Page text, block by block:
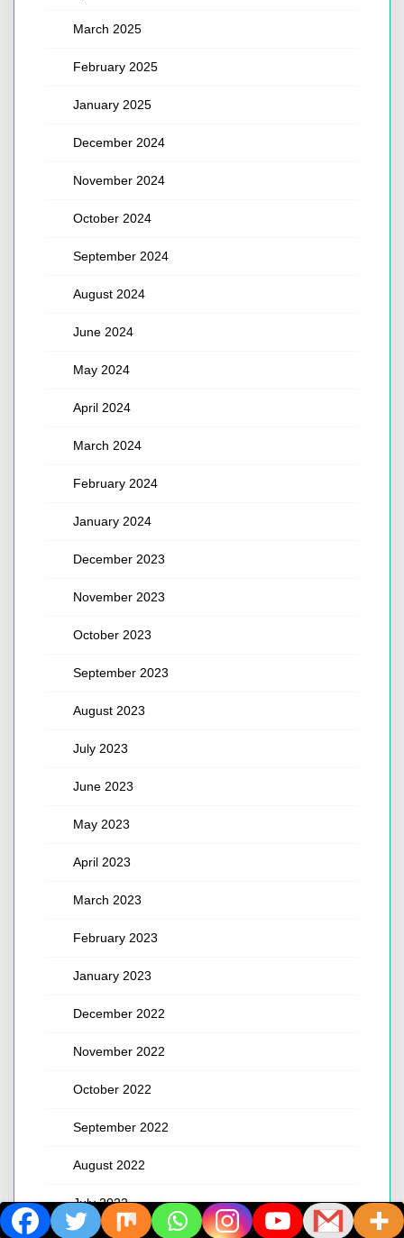
March 2025
February 2025
January 2025
December 2024
November 2024
October 2024
September 2024
August 2024
June 2024
May 2024
April 2024
March 2024
February 2024
January 2024
December 2023
November 2023
October 2023
September 2023
August 2023
July 2023
June 2023
May 2023
April 2023
March 2023
February 2023
January 2023
December 2022
November 2022
October 2022
September 2022
August 2022
July 2022